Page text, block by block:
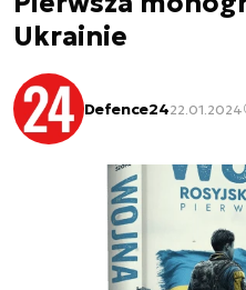
Ukrainie
Defence2422.01.2024